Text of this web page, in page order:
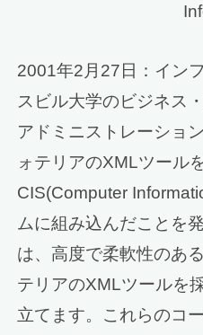
2001年2月27日：イン
スビル大学のビジネス
アドミニストレーショ
ォテリアのXMLツール
CIS(Computer
ムに組み込んだことを
は、高度で柔軟性のあ
テリアのXMLツールを
立てます。これらのコ